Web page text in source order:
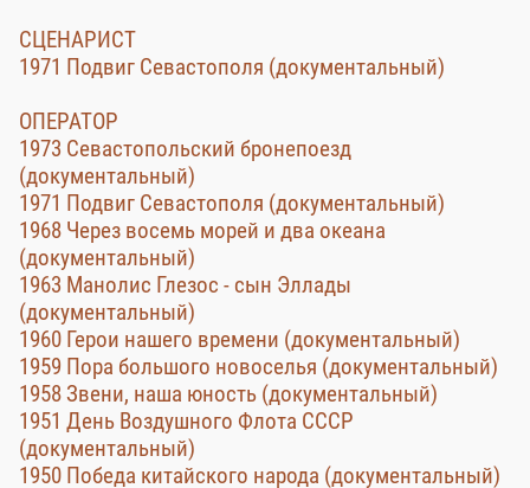
СЦЕНАРИСТ
1971 Подвиг Севастополя (документальный)
ОПЕРАТОР
1973 Севастопольский бронепоезд
(документальный)
1971 Подвиг Севастополя (документальный)
1968 Через восемь морей и два океана
(документальный)
1963 Манолис Глезос - сын Эллады
(документальный)
1960 Герои нашего времени (документальный)
1959 Пора большого новоселья (документальный)
1958 Звени, наша юность (документальный)
1951 День Воздушного Флота СССР
(документальный)
1950 Победа китайского народа (документальный)